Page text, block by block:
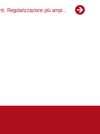
Migranti, Regolarizzazione più ampia possibile è interesse nazionale